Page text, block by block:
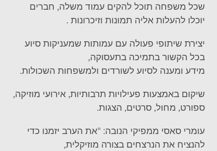
שכל משפחה תוכל להקים עמוד משלה, חברים
יוכלו להעלות אליה תמונות וזיכרונות .
יצירת שיתופי פעולה עם עמותות שמעניקות סיוע
בכל הקשור בתמיכה בתעסוקה,
מידע ומענה לסיוע לשורדים ולמשפחות השכולות.
שיקום באמצעות פעילויות תרבותיות, אירועי מוזיקה,
ספורט, מחול, סרטים, הצגות.
עומרי סאסי ממפיקי הנובה: "את הערב יזמנו כדי
להנציח את הנרצחים בצורה מוזיקלית,